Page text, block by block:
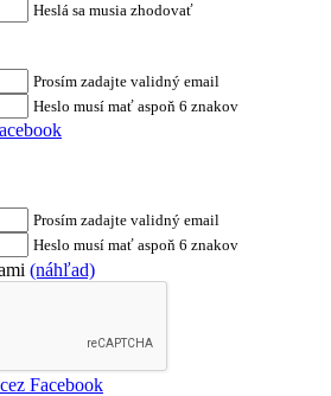
Heslá sa musia zhodovať
Prosím zadajte validný email
Heslo musí mať aspoň 6 znakov
Prosím zadajte validný email
Heslo musí mať aspoň 6 znakov
(náhľad)
Facebook